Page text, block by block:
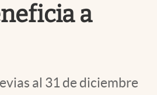
a
al 31 de diciembre